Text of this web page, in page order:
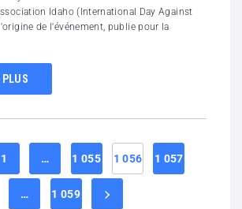
Idaho (International Day Against
de l'événement, publie pour la
PLUS
1 … 1 055 1 056 1 057
… 1 059